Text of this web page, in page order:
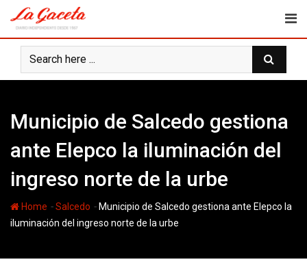
content
Municipio de Salcedo gestiona
ante Elepco la iluminación del
ingreso norte de la urbe
Home -Salcedo - Municipio de Salcedo gestiona ante Elepco la
iluminación del ingreso norte de la urbe